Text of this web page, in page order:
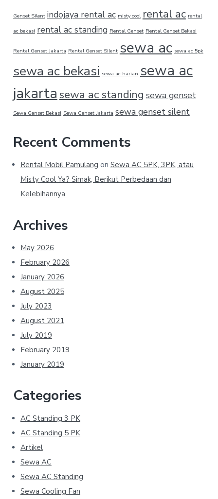
Genset Silent indojaya rental ac misty cool rental ac rental
ac bekasi rental ac standing Rental Genset Rental Genset Bekasi
Rental Genset Jakarta Rental Genset Silent sewa ac sewa ac 5pk
sewa ac bekasi sewa ac harian sewa ac
jakartasewa ac standing sewa genset
Sewa Genset Bekasi Sewa Genset Jakarta sewa genset silent
Recent Comments
Rental Mobil Pamulang on Sewa AC 5PK, 3PK, atau
Misty Cool Ya? Simak, Berikut Perbedaan dan
Kelebihannya.
Archives
May 2026
February 2026
January 2026
August 2025
July 2023
August 2021
July 2019
February 2019
January 2019
Categories
AC Standing 3 PK
AC Standing 5 PK
Artikel
Sewa AC
Sewa AC Standing
Sewa Cooling Fan